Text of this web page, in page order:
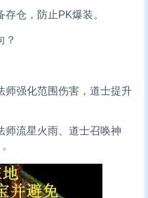
仓，防止PK爆装。
？
师强化范围伤害，道士提升
师流星火雨、道士召唤神